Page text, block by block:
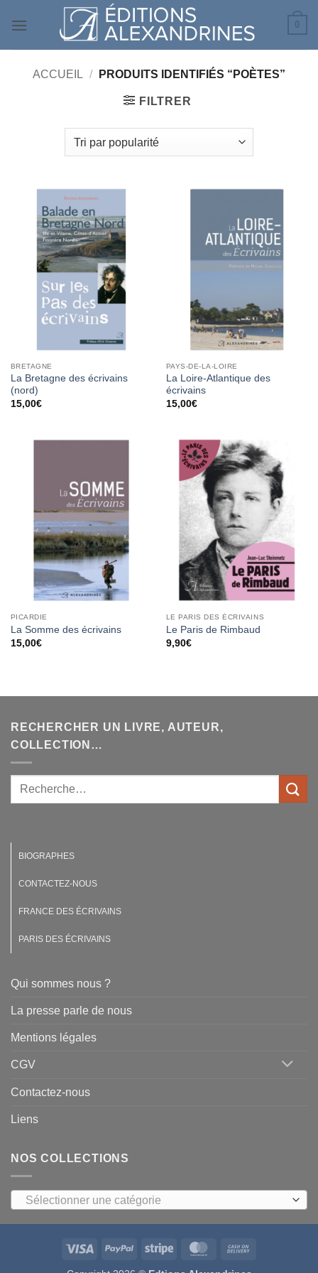
ACCUEIL / PRODUITS IDENTIFIÉS “POÈTES”
FILTRER
BRETAGNE
La Bretagne des écrivains
(nord)
15,00€
PAYS-DE-LA-LOIRE
La Loire-Atlantique des
écrivains
15,00€
PICARDIE
La Somme des écrivains
15,00€
LE PARIS DES ÉCRIVAINS
Le Paris de Rimbaud
9,90€
RECHERCHER UN LIVRE, AUTEUR,
COLLECTION…
BIOGRAPHES
CONTACTEZ-NOUS
FRANCE DES ÉCRIVAINS
PARIS DES ÉCRIVAINS
Qui sommes nous ?
La presse parle de nous
Mentions légales
CGV
Contactez-nous
Liens
NOS COLLECTIONS
Sélectionner une catégorie
Visa PayPal Stripe MasterCard